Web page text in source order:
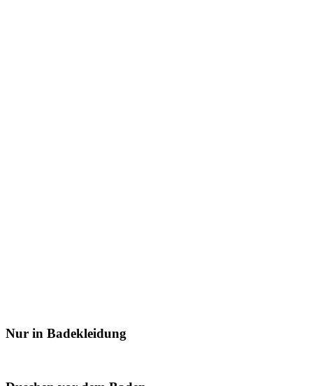
Nur in Badekleidung